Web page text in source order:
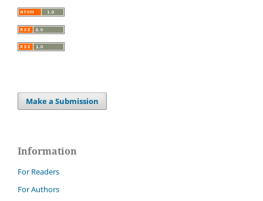
Make a Submission
Information
For Readers
For Authors